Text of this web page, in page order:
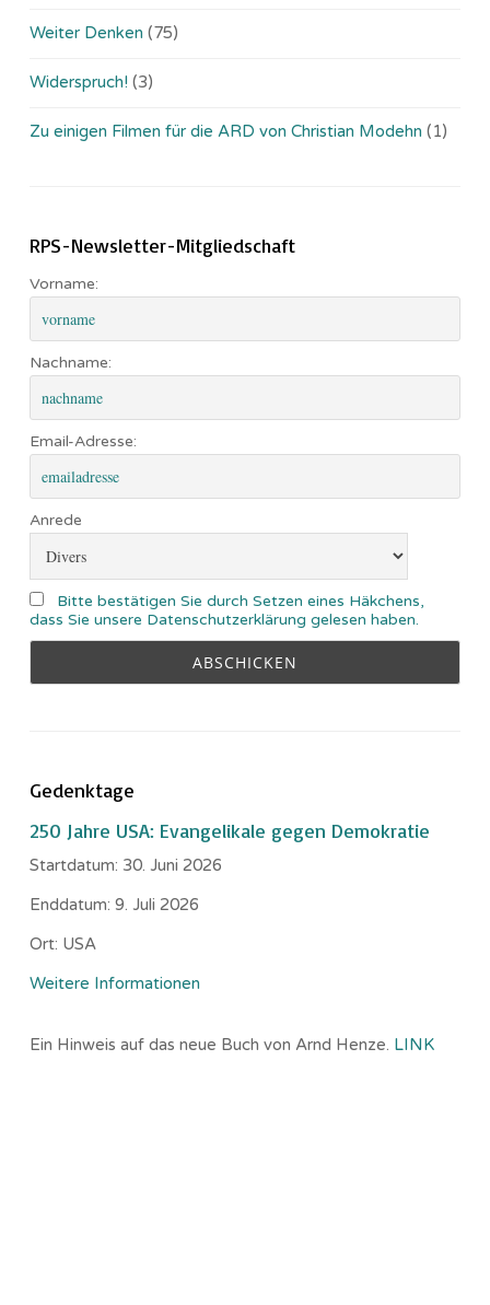
Weiter Denken (75)
Widerspruch! (3)
Zu einigen Filmen für die ARD von Christian Modehn (1)
RPS-Newsletter-Mitgliedschaft
Vorname:
Nachname:
Email-Adresse:
Anrede
Bitte bestätigen Sie durch Setzen eines Häkchens,
dass Sie unsere Datenschutzerklärung gelesen haben.
Gedenktage
250 Jahre USA: Evangelikale gegen Demokratie
Startdatum: 30. Juni 2026
Enddatum: 9. Juli 2026
Ort: USA
Weitere Informationen
Ein Hinweis auf das neue Buch von Arnd Henze. LINK